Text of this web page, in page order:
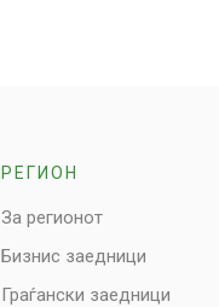
РЕГИОН
За регионот
Бизнис заедници
Граѓански заедници